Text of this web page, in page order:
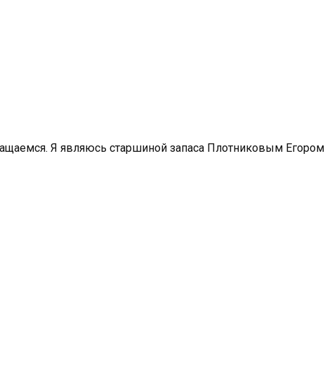
Я являюсь старшиной запаса Плотниковым Егором